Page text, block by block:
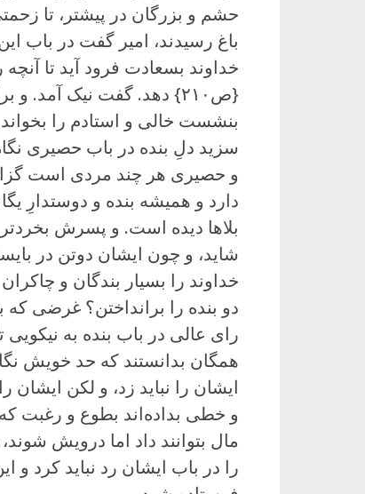
حشم و بزرگان در پیشتر، تا
باغ رسیدند، امیر گفت در باب
خداوند بسعادت فرود آید تا
{ص۲۱۰} دهد. گفت نیک آمد.
بنشست خالی و استادم را
سزید دلِ بنده در باب حصیری
و حصیری هر چند مردی است
دارد و همیشه بنده و دوستدارِ
بلاها دیده است. و پسرش
شاید، و چون ایشان دوتن در
خداوند را بسیار بندگان و
دو بنده را برانداختن؟ غرضی که
رای عالی در باب بنده به
همگان بدانستند که حد خویش
ایشان را نباید زد، و لکن
و خطی بداده‌اند بطوع و رغبت
مال بتوانند داد اما درویش
را در باب ایشان رد نباید کرد و